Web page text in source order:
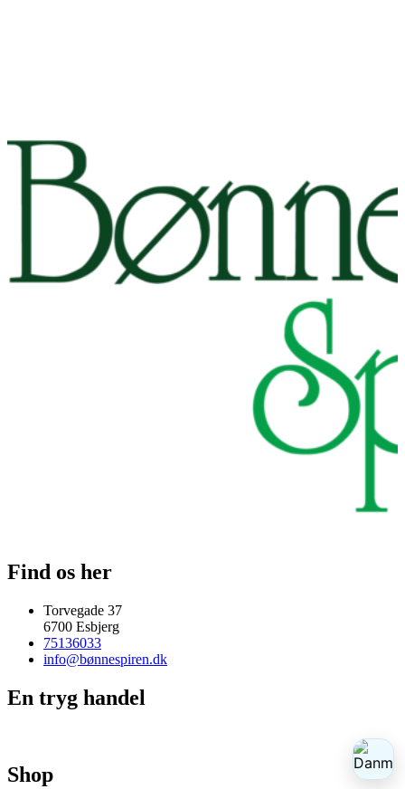
Find os her
Torvegade 37
6700 Esbjerg
75136033
info@bønnespiren.dk
En tryg handel
Shop